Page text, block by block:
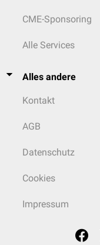
CME-Sponsoring
Alle Services
Alles andere
Kontakt
AGB
Datenschutz
Cookies
Impressum